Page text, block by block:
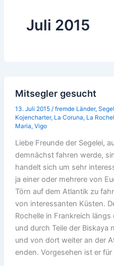
Juli 2015
Mitsegler gesucht
13. Juli 2015 / fremde Länder,
Kojencharter, La Coruna, La
Maria, Vigo
Liebe Freunde der Segelei,
demnächst fahren werde,
handelt sich um sehr
ja einer oder mehrere von
Törn auf dem Atlantik zu
von interessanten Küsten.
Rochelle in Frankreich
und durch Teile der Biskaya
und von dort weiter an der
enden. Vorgesehen ist er